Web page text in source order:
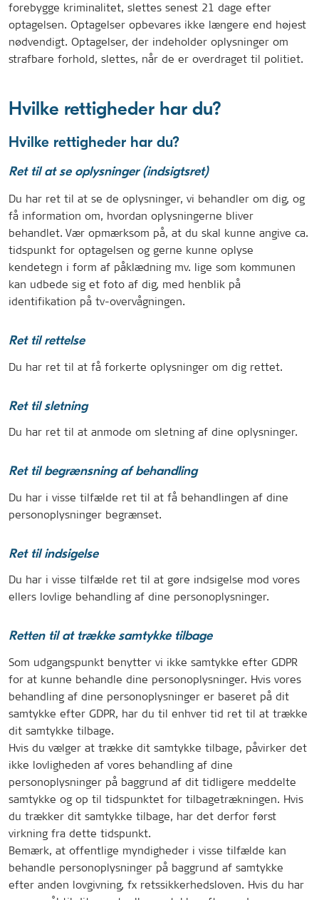
forebygge kriminalitet, slettes senest 21 dage efter
optagelsen. Optagelser opbevares ikke længere end højest
nødvendigt. Optagelser, der indeholder oplysninger om
strafbare forhold, slettes, når de er overdraget til politiet.
Hvilke rettigheder har du?
Hvilke rettigheder har du?
Ret til at se oplysninger (indsigtsret)
Du har ret til at se de oplysninger, vi behandler om dig, og
få information om, hvordan oplysningerne bliver
behandlet. Vær opmærksom på, at du skal kunne angive ca.
tidspunkt for optagelsen og gerne kunne oplyse
kendetegn i form af påklædning mv. lige som kommunen
kan udbede sig et foto af dig, med henblik på
identifikation på tv-overvågningen.
Ret til rettelse
Du har ret til at få forkerte oplysninger om dig rettet.
Ret til sletning
Du har ret til at anmode om sletning af dine oplysninger.
Ret til begrænsning af behandling
Du har i visse tilfælde ret til at få behandlingen af dine
personoplysninger begrænset.
Ret til indsigelse
Du har i visse tilfælde ret til at gøre indsigelse mod vores
ellers lovlige behandling af dine personoplysninger.
Retten til at trække samtykke tilbage
Som udgangspunkt benytter vi ikke samtykke efter GDPR
for at kunne behandle dine personoplysninger. Hvis vores
behandling af dine personoplysninger er baseret på dit
samtykke efter GDPR, har du til enhver tid ret til at trække
dit samtykke tilbage.
Hvis du vælger at trække dit samtykke tilbage, påvirker det
ikke lovligheden af vores behandling af dine
personoplysninger på baggrund af dit tidligere meddelte
samtykke og op til tidspunktet for tilbagetrækningen. Hvis
du trækker dit samtykke tilbage, har det derfor først
virkning fra dette tidspunkt.
Bemærk, at offentlige myndigheder i visse tilfælde kan
behandle personoplysninger på baggrund af samtykke
efter anden lovgivning, fx retssikkerhedsloven. Hvis du har